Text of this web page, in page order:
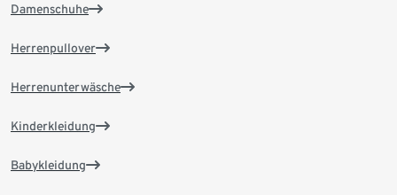
Damenschuhe
Herrenpullover
Herrenunterwäsche
Kinderkleidung
Babykleidung